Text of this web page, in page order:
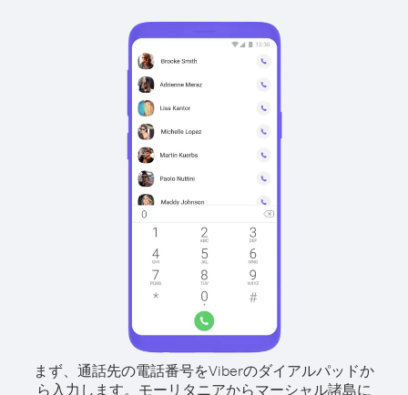
まず、通話先の電話番号をViberのダイアルパッドか
ら入力します。 モーリタニアからマーシャル諸島に